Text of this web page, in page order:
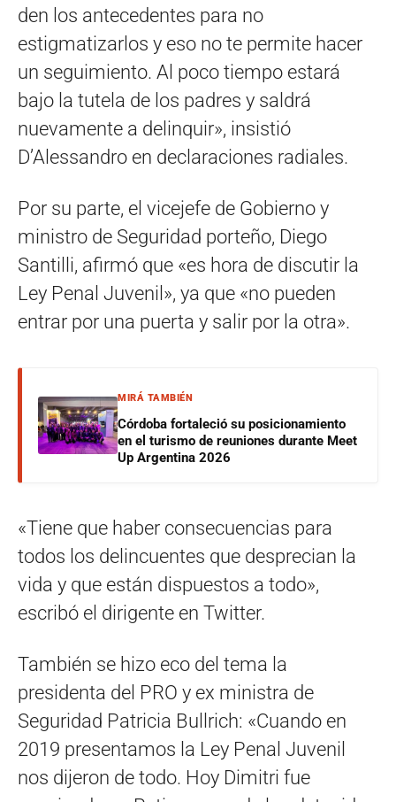
den los antecedentes para no
estigmatizarlos y eso no te permite hacer
un seguimiento. Al poco tiempo estará
bajo la tutela de los padres y saldrá
nuevamente a delinquir», insistió
D’Alessandro en declaraciones radiales.
Por su parte, el vicejefe de Gobierno y
ministro de Seguridad porteño, Diego
Santilli, afirmó que «es hora de discutir la
Ley Penal Juvenil», ya que «no pueden
entrar por una puerta y salir por la otra».
MIRÁ TAMBIÉN
Córdoba fortaleció su posicionamiento
en el turismo de reuniones durante Meet
Up Argentina 2026
«Tiene que haber consecuencias para
todos los delincuentes que desprecian la
vida y que están dispuestos a todo»,
escribó el dirigente en Twitter.
También se hizo eco del tema la
presidenta del PRO y ex ministra de
Seguridad Patricia Bullrich: «Cuando en
2019 presentamos la Ley Penal Juvenil
nos dijeron de todo. Hoy Dimitri fue